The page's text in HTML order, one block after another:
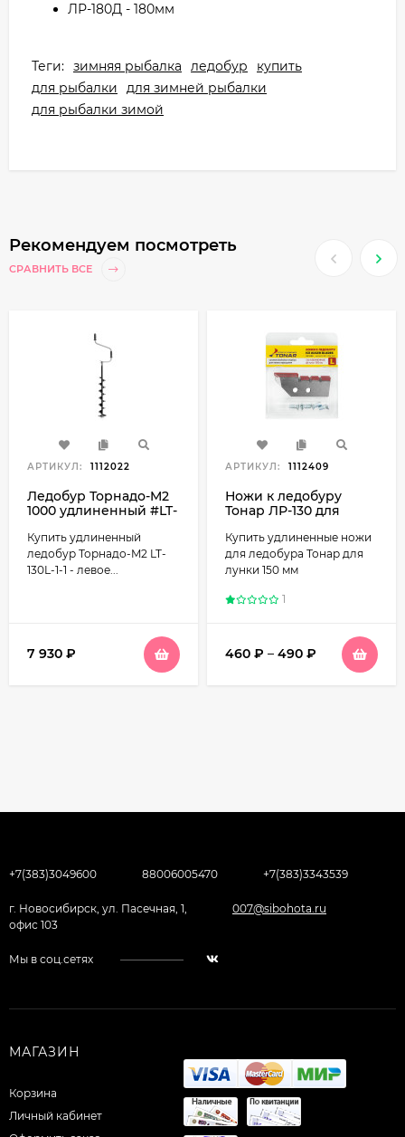
ЛР-180Д - 180мм
Теги: зимняя рыбалка ледобур
купить
для рыбалки
для зимней рыбалки
для рыбалки зимой
Рекомендуем посмотреть
СРАВНИТЬ ВСЕ
АРТИКУЛ: 1112022
Ледобур Торнадо-M2
1000 удлиненный #LT-
Купить удлиненный
ледобур Торнадо-M2 LT-
130L-1-1 - левое...
7 930 ₽
АРТИКУЛ: 1112409
Ножи к ледобуру
Тонар ЛР-130 для
удлиненные
Купить удлиненные ножи
для ледобура Тонар для
лунки 150 мм
1
460 ₽ – 490 ₽
+7(383)3049600 88006005470 +7(383)3343539
г. Новосибирск, ул. Пасечная, 1,
офис 103
007@sibohota.ru
Мы в соц.сетях
МАГАЗИН
Корзина
Личный кабинет